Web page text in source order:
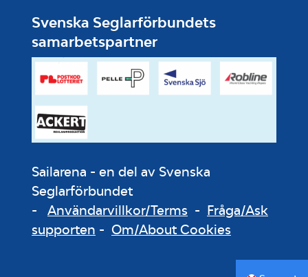
Svenska Seglarförbundets
samarbetspartner
Sailarena - en del av Svenska
Seglarförbundet
- Användarvillkor/Terms - Fråga/Ask
supporten - Om/About Cookies